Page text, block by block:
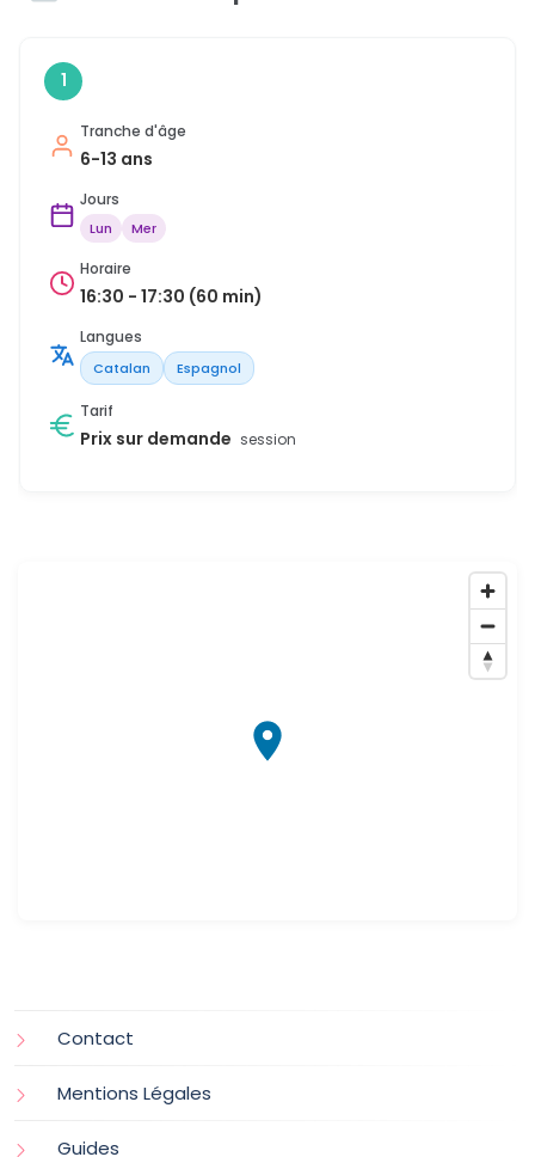
1
Tranche d'âge
6-13 ans
Jours
Lun Mer
Horaire
16:30 - 17:30 (60 min)
Langues
Catalan Espagnol
Tarif
Prix sur demande session
Contact
Mentions Légales
Guides